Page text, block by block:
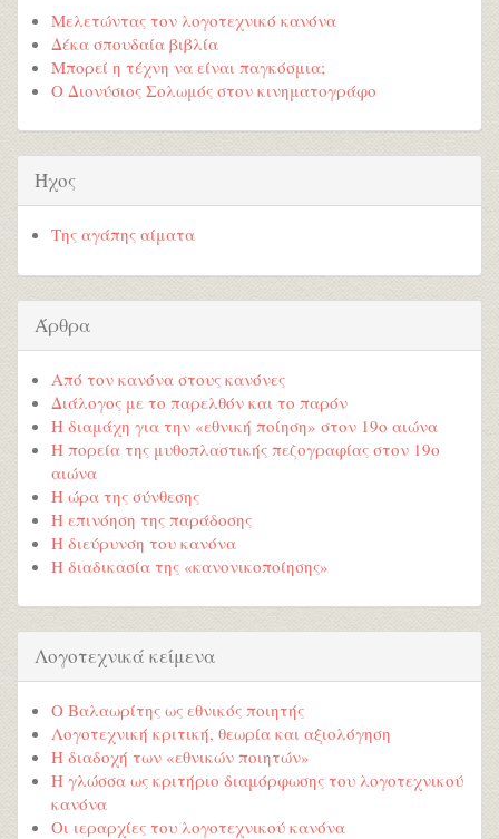
Μελετώντας τον λογοτεχνικό κανόνα
Δέκα σπουδαία βιβλία
Μπορεί η τέχνη να είναι παγκόσμια;
Ο Διονύσιος Σολωμός στον κινηματογράφο
Ήχος
Της αγάπης αίματα
Άρθρα
Από τον κανόνα στους κανόνες
Διάλογος με το παρελθόν και το παρόν
Η διαμάχη για την «εθνική ποίηση» στον 19ο αιώνα
Η πορεία της μυθοπλαστικής πεζογραφίας στον 19ο
αιώνα
Η ώρα της σύνθεσης
Η επινόηση της παράδοσης
Η διεύρυνση του κανόνα
Η διαδικασία της «κανονικοποίησης»
Λογοτεχνικά κείμενα
Ο Βαλαωρίτης ως εθνικός ποιητής
Λογοτεχνική κριτική, θεωρία και αξιολόγηση
Η διαδοχή των «εθνικών ποιητών»
Η γλώσσα ως κριτήριο διαμόρφωσης του λογοτεχνικού
κανόνα
Οι ιεραρχίες του λογοτεχνικού κανόνα